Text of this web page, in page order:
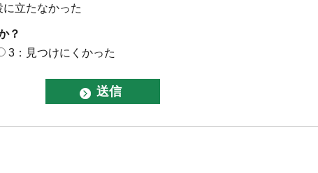
に立たなかった
？
3：見つけにくかった